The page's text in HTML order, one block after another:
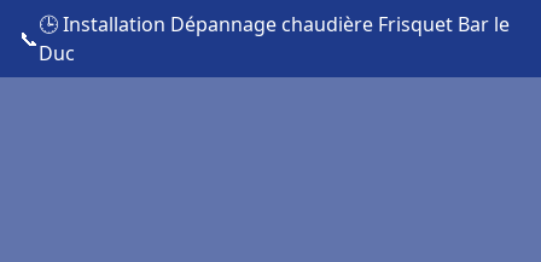
📞
🕒 Installation Dépannage chaudière Frisquet Bar le
Duc